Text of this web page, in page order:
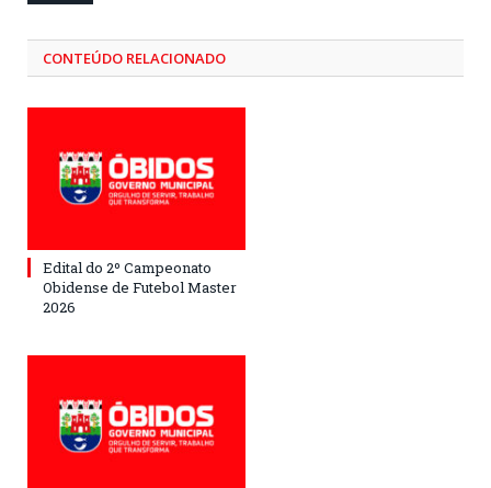
CONTEÚDO RELACIONADO
Edital do 2º Campeonato
Obidense de Futebol Master
2026